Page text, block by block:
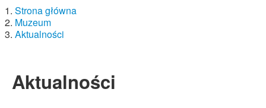
Strona główna
Muzeum
Aktualności
Aktualności